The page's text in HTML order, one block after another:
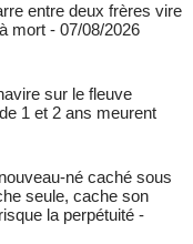
entre deux frères vire
mort - 07/08/2026
sur le fleuve
1 et 2 ans meurent
né caché sous
seule, cache son
la perpétuité -